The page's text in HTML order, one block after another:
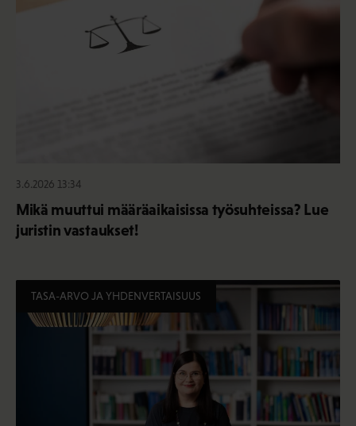
3.6.2026 13:34
Mikä muuttui määräaikaisissa työsuhteissa? Lue
juristin vastaukset!
TASA-ARVO JA YHDENVERTAISUUS